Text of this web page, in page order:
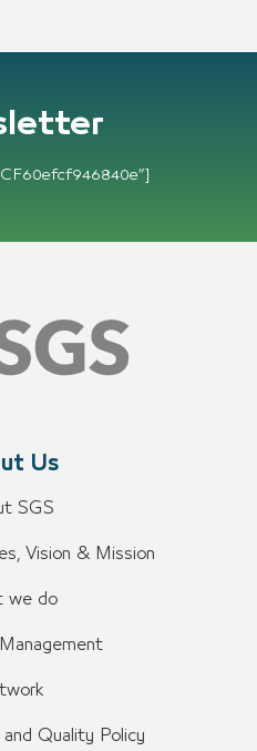
Us
SGS
Vision & Mission
we do
Quality Policy